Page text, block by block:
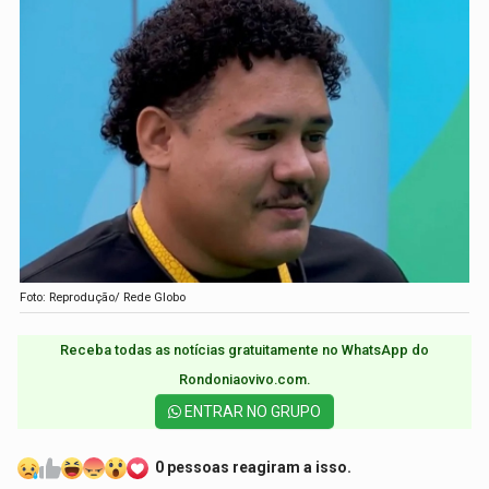
Foto: Reprodução/ Rede Globo
Receba todas as notícias gratuitamente no WhatsApp do
Rondoniaovivo.com.​
ENTRAR NO GRUPO
0 pessoas reagiram a isso.